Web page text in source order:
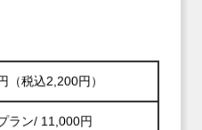
（税込2,200円）
ラン/ 11,000円